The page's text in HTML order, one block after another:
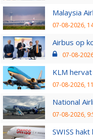
Malaysia
07-08-2026,
Airbus op
07-08-
KLM
07-08-2026,
National
07-08-2026,
SWISS